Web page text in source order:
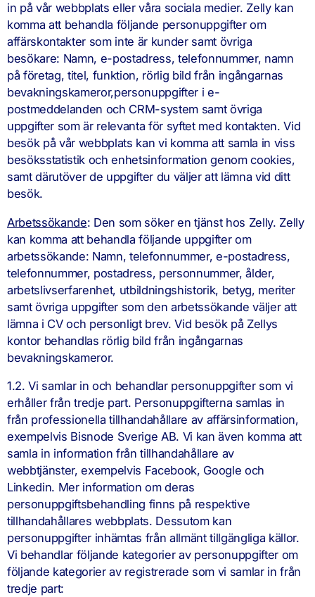
in på vår webbplats eller våra sociala medier. Zelly kan
komma att behandla följande personuppgifter om
affärskontakter som inte är kunder samt övriga
besökare: Namn, e-postadress, telefonnummer, namn
på företag, titel, funktion, rörlig bild från ingångarnas
bevakningskameror,personuppgifter i e-
postmeddelanden och CRM-system samt övriga
uppgifter som är relevanta för syftet med kontakten. Vid
besök på vår webbplats kan vi komma att samla in viss
besöksstatistik och enhetsinformation genom cookies,
samt därutöver de uppgifter du väljer att lämna vid ditt
besök.
Arbetssökande: Den som söker en tjänst hos Zelly. Zelly
kan komma att behandla följande uppgifter om
arbetssökande: Namn, telefonnummer, e-postadress,
telefonnummer, postadress, personnummer, ålder,
arbetslivserfarenhet, utbildningshistorik, betyg, meriter
samt övriga uppgifter som den arbetssökande väljer att
lämna i CV och personligt brev. Vid besök på Zellys
kontor behandlas rörlig bild från ingångarnas
bevakningskameror.
1.2. Vi samlar in och behandlar personuppgifter som vi
erhåller från tredje part. Personuppgifterna samlas in
från professionella tillhandahållare av affärsinformation,
exempelvis Bisnode Sverige AB. Vi kan även komma att
samla in information från tillhandahållare av
webbtjänster, exempelvis Facebook, Google och
Linkedin. Mer information om deras
personuppgiftsbehandling finns på respektive
tillhandahållares webbplats. Dessutom kan
personuppgifter inhämtas från allmänt tillgängliga källor.
Vi behandlar följande kategorier av personuppgifter om
följande kategorier av registrerade som vi samlar in från
tredje part: